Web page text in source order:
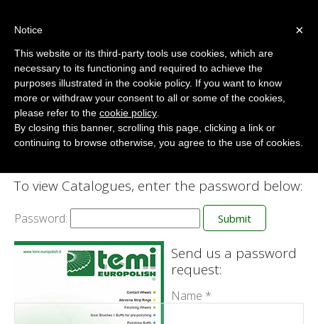
Catalogue
Home/Protected: Catalogue
To view Catalogues, enter the password below:
Password:
Send us a password
request:
Name *
×
Notice
This website or its third-party tools use cookies, which are
necessary to its functioning and required to achieve the
purposes illustrated in the cookie policy. If you want to know
more or withdraw your consent to all or some of the cookies,
please refer to the cookie policy
By closing this banner, scrolling this page, clicking a link or
continuing to browse otherwise, you agree to the use of cookies.